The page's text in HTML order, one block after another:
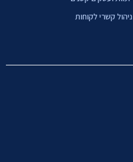
ניהול קשרי לקוחות